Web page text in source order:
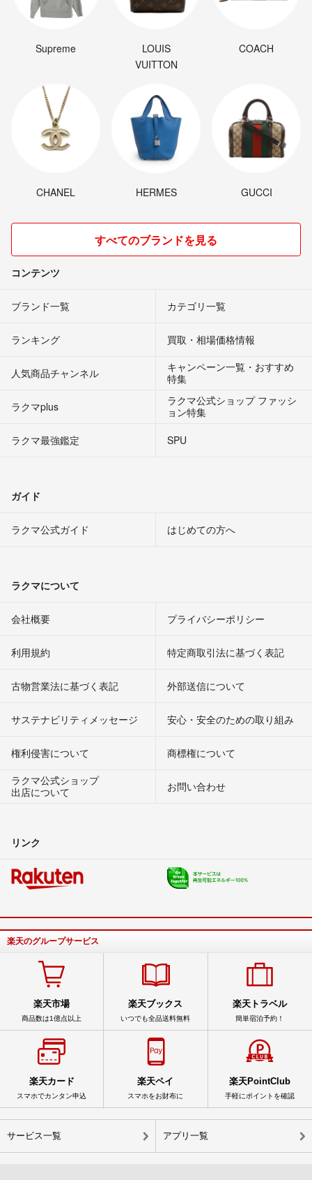
Supreme
LOUIS
VUITTON
COACH
CHANEL HERMES GUCCI
すべてのブランドを見る
コンテンツ
ブランド一覧 カテゴリ一覧
ランキング 買取・相場価格情報
人気商品チャンネル
キャンペーン一覧・おすすめ
特集
ラクマplus
ラクマ公式ショップ ファッシ
ョン特集
ラクマ最強鑑定
SPU
ガイド
ラクマ公式ガイド はじめての方へ
ラクマについて
会社概要 プライバシーポリシー
利用規約 特定商取引法に基づく表記
古物営業法に基づく表記 外部送信について
サステナビリティメッセージ 安心・安全のための取り組み
権利侵害について
商標権について
ラクマ公式ショップ
出店について
お問い合わせ
リンク
楽天のグループサービス
楽天市場
商品数は1億点以上
楽天ブックス
いつでも全品送料無料
楽天トラベル
簡単宿泊予約！
楽天カード
スマホでカンタン申込
楽天ペイ
スマホをお財布に
楽天PointClub
手軽にポイントを確認
サービス一覧 アプリ一覧